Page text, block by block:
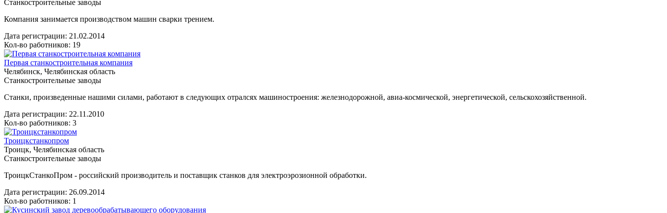
Станкостроительные заводы
Компания занимается производством машин сварки трением.
Дата регистрации: 21.02.2014
Кол-во работников: 19
Первая станкостроительная компания
Челябинск, Челябинская область
Станкостроительные заводы
Станки, произведенные нашими силами, работают в следующих отралсях машиностроения: железнодорожной, авиа-космической, энергетической, сельcкохозяйственной.
Дата регистрации: 22.11.2010
Кол-во работников: 3
Троицкстанкопром
Троицк, Челябинская область
Станкостроительные заводы
ТроицкСтанкоПром - российский производитель и поставщик станков для электроэрозионной обработки.
Дата регистрации: 26.09.2014
Кол-во работников: 1